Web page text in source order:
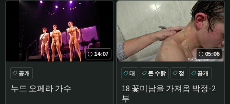
14:07
누드 오페라 가수
공개
05:06
18 꽃미남을 가져옵 박정-2
부
대 큰 수탉 정 공개